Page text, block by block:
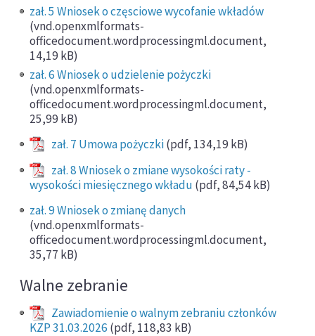
zał. 5 Wniosek o częsciowe wycofanie wkładów
(vnd.openxmlformats-
officedocument.wordprocessingml.document,
14,19 kB)
zał. 6 Wniosek o udzielenie pożyczki
(vnd.openxmlformats-
officedocument.wordprocessingml.document,
25,99 kB)
zał. 7 Umowa pożyczki(pdf, 134,19 kB)
zał. 8 Wniosek o zmiane wysokości raty -
wysokości miesięcznego wkładu (pdf, 84,54 kB)
zał. 9 Wniosek o zmianę danych
(vnd.openxmlformats-
officedocument.wordprocessingml.document,
35,77 kB)
Walne zebranie
Zawiadomienie o walnym zebraniu członków
KZP 31.03.2026 (pdf, 118,83 kB)